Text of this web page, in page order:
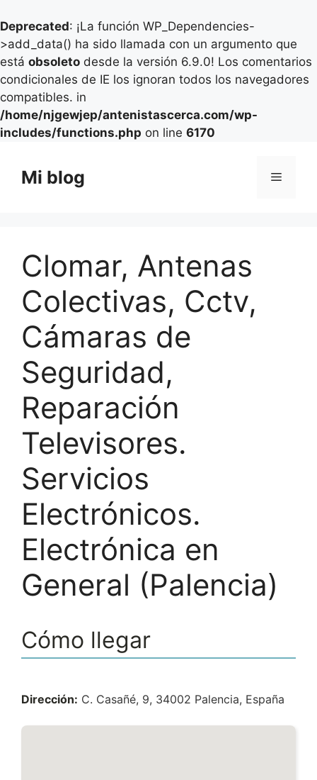
Deprecated: ¡La función WP_Dependencies-
>add_data() ha sido llamada con un argumento que
está obsoleto desde la versión 6.9.0! Los comentarios
condicionales de IE los ignoran todos los navegadores
compatibles. in
/home/njgewjep/antenistascerca.com/wp-
includes/functions.php on line 6170
contenido
Mi blog Menú
Clomar, Antenas
Colectivas, Cctv,
Cámaras de
Seguridad,
Reparación
Televisores.
Servicios
Electrónicos.
Electrónica en
General (Palencia)
Cómo llegar
Dirección: C. Casañé, 9, 34002 Palencia, España